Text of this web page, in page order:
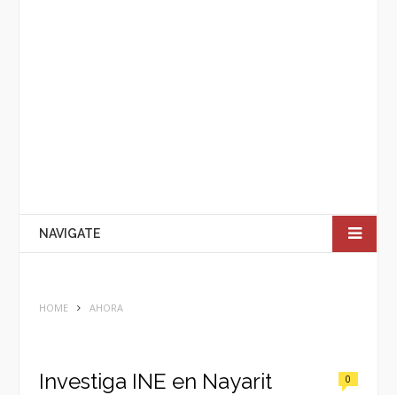
NAVIGATE
HOME AHORA
Investiga INE en Nayarit
0